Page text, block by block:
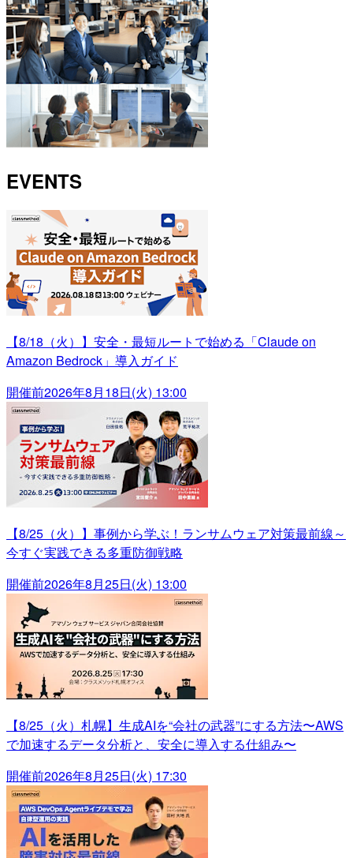
EVENTS
【8/18（火）】安全・最短ルートで始める「Claude on
Amazon Bedrock」導入ガイド
開催前2026年8月18日(火) 13:00
【8/25（火）】事例から学ぶ！ランサムウェア対策最前線～
今すぐ実践できる多重防御戦略
開催前2026年8月25日(火) 13:00
【8/25（火）札幌】生成AIを“会社の武器”にする方法〜AWS
で加速するデータ分析と、安全に導入する仕組み〜
開催前2026年8月25日(火) 17:30